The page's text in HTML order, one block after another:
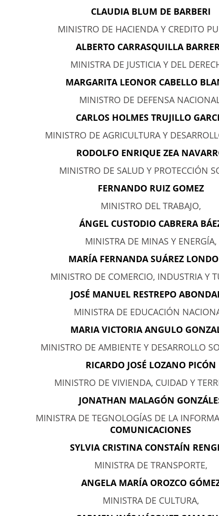
CLAUDIA BLUM DE BARBERI
MINISTRO DE HACIENDA Y CREDITO
ALBERTO CARRASQUILLA
MINISTRA DE JUSTICIA Y DEL
MARGARITA LEONOR CABELLO
MINISTRO DE DEFENSA
CARLOS HOLMES TRUJILLO
MINISTRO DE AGRICULTURA Y
RODOLFO ENRIQUE ZEA
MINISTRO DE SALUD Y PROTECCIÓN
FERNANDO RUIZ GOMEZ
MINISTRO DEL TRABAJO,
ÁNGEL CUSTODIO CABRERA
MINISTRA DE MINAS Y ENERGÍA,
MARÍA FERNANDA SUÁREZ
MINISTRO DE COMERCIO, INDUSTRIA Y
JOSÉ MANUEL RESTREPO
MINISTRA DE EDUCACIÓN
MARIA VICTORIA ANGULO
MINISTRO DE AMBIENTE Y DESARROLLO
RICARDO JOSÉ LOZANO PICÓN
MINISTRO DE VIVIENDA, CUIDAD Y
JONATHAN MALAGÓN
MINISTRA DE TEGNOLOGÍAS DE LA
COMUNICACIONES
SYLVIA CRISTINA CONSTAÍN
MINISTRA DE TRANSPORTE,
ANGELA MARÍA OROZCO
MINISTRA DE CULTURA,